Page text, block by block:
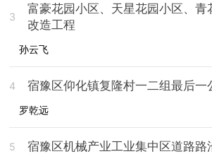
3
富豪花园小区、天星花园小区、青
改造工程
孙云飞
4 宿豫区仰化镇复隆村一二组最后一
罗乾远
5 宿豫区机械产业工业集中区道路路